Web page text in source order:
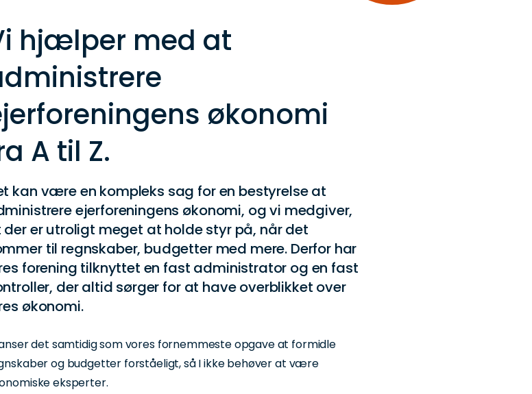
hjælper med at
økonomi
A til Z.
kan være en kompleks sag for en bestyrelse at
ejerforeningens økonomi, og vi medgiver,
der er utroligt meget at holde styr på, når det
til regnskaber, budgetter med mere. Derfor har
forening tilknyttet en fast administrator og en fast
der altid sørger for at have overblikket over
økonomi.
det samtidig som vores fornemmeste opgave at formidle
og budgetter forståeligt, så I ikke behøver at være
eksperter.